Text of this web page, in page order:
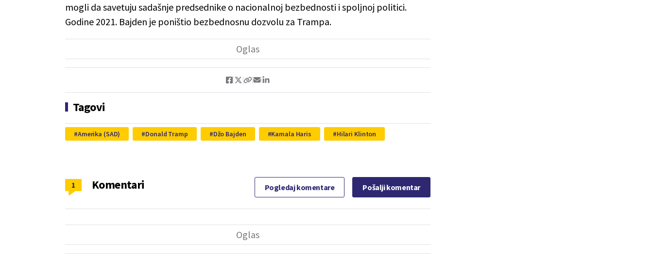
mogli da savetuju sadašnje predsednike o nacionalnoj bezbednosti i spoljnoj politici.
Godine 2021. Bajden je poništio bezbednosnu dozvolu za Trampa.
Tagovi
Amerika (SAD) Donald Tramp Džo Bajden Kamala Haris Hilari Klinton
Komentari
1 Pogledaj komentare Pošalji komentar